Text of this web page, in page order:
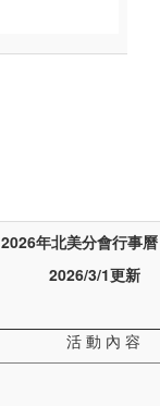
2026年北美分會行事曆
2026/3/1更新
活 動 內 容